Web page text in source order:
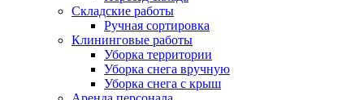
Складские работы
Ручная сортировка
Клининговые работы
Уборка территории
Уборка снега вручную
Уборка снега с крыш